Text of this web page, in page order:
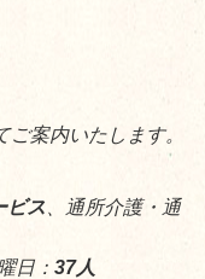
案内いたします。
ビス、通所介護・通
： 37人